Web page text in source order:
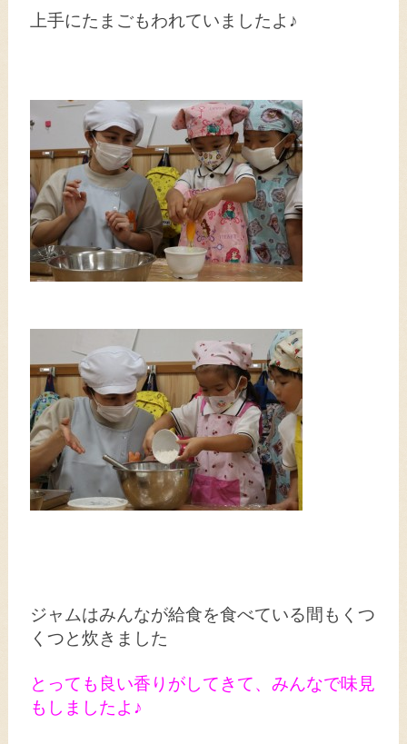
上手にたまごもわれていましたよ♪
ジャムはみんなが給食を食べている間もくつ
くつと炊きました
とっても良い香りがしてきて、みんなで味見
もしましたよ♪